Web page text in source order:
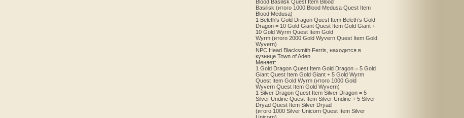
Blood Basilisk Quest Item Blood
Basilisk (итого 1000 Blood Medusa Quest Item
Blood Medusa)
1 Beleth's Gold Dragon Quest Item Beleth’s Gold
Dragon = 10 Gold Giant Quest Item Gold Giant +
10 Gold Wyrm Quest Item Gold
Wyrm (итого 2000 Gold Wyvern Quest Item Gold
Wyvern)
NPC Head Blacksmith Ferris, находится в
кузнице Town of Aden.
Меняет:
1 Gold Dragon Quest Item Gold Dragon = 5 Gold
Giant Quest Item Gold Giant + 5 Gold Wyrm
Quest Item Gold Wyrm (итого 1000 Gold
Wyvern Quest Item Gold Wyvern)
1 Silver Dragon Quest Item Silver Dragon = 5
Silver Undine Quest Item Silver Undine + 5 Silver
Dryad Quest Item Silver Dryad
(итого 1000 Silver Unicorn Quest Item Silver